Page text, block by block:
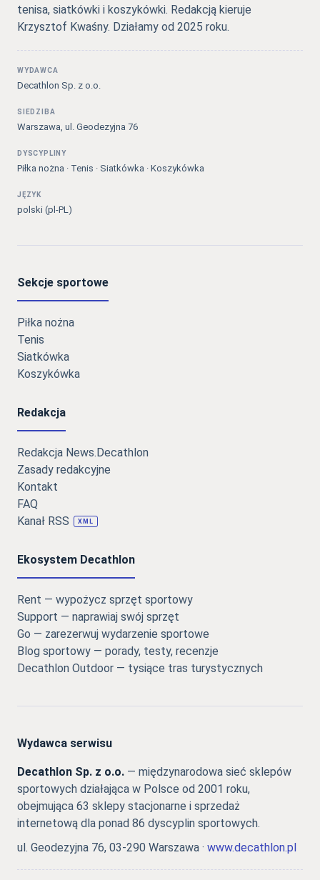
tenisa, siatkówki i koszykówki. Redakcją kieruje
Krzysztof Kwaśny. Działamy od 2025 roku.
WYDAWCA
Decathlon Sp. z o.o.
SIEDZIBA
Warszawa, ul. Geodezyjna 76
DYSCYPLINY
Piłka nożna · Tenis · Siatkówka · Koszykówka
JĘZYK
polski (pl-PL)
Sekcje sportowe
Piłka nożna
Tenis
Siatkówka
Koszykówka
Redakcja
Redakcja News.Decathlon
Zasady redakcyjne
Kontakt
FAQ
Kanał RSS
XML
Ekosystem Decathlon
Rent — wypożycz sprzęt sportowy
Support — naprawiaj swój sprzęt
Go — zarezerwuj wydarzenie sportowe
Blog sportowy — porady, testy, recenzje
Decathlon Outdoor — tysiące tras turystycznych
Wydawca serwisu
Decathlon Sp. z o.o. — międzynarodowa sieć sklepów
sportowych działająca w Polsce od 2001 roku,
obejmująca 63 sklepy stacjonarne i sprzedaż
internetową dla ponad 86 dyscyplin sportowych.
ul. Geodezyjna 76, 03-290 Warszawa · www.decathlon.pl